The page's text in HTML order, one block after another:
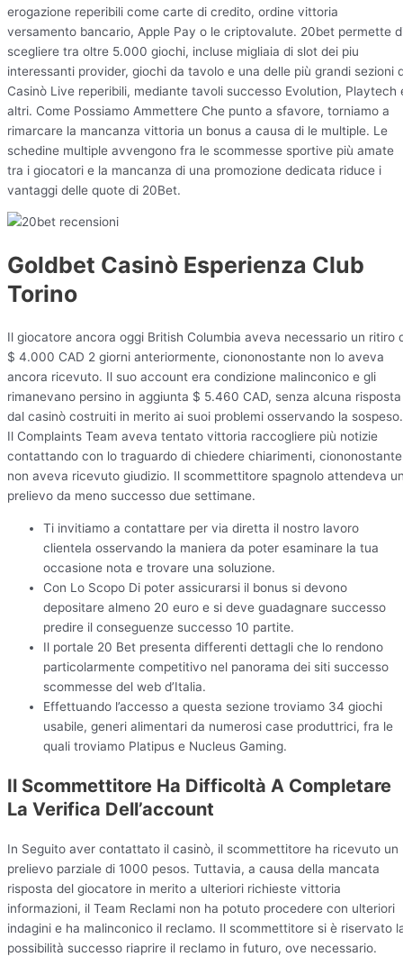
erogazione reperibili come carte di credito, ordine vittoria
versamento bancario, Apple Pay o le criptovalute. 20bet permette
scegliere tra oltre 5.000 giochi, incluse migliaia di slot dei piu
interessanti provider, giochi da tavolo e una delle più grandi sezioni
Casinò Live reperibili, mediante tavoli successo Evolution, Playtech
altri. Come Possiamo Ammettere Che punto a sfavore, torniamo a
rimarcare la mancanza vittoria un bonus a causa di le multiple. Le
schedine multiple avvengono fra le scommesse sportive più amate
tra i giocatori e la mancanza di una promozione dedicata riduce i
vantaggi delle quote di 20Bet.
Goldbet Casinò Esperienza Club
Torino
Il giocatore ancora oggi British Columbia aveva necessario un ritiro
$ 4.000 CAD 2 giorni anteriormente, ciononostante non lo aveva
ancora ricevuto. Il suo account era condizione malinconico e gli
rimanevano persino in aggiunta $ 5.460 CAD, senza alcuna risposta
dal casinò costruiti in merito ai suoi problemi osservando la sospeso.
Il Complaints Team aveva tentato vittoria raccogliere più notizie
contattando con lo traguardo di chiedere chiarimenti, ciononostante
non aveva ricevuto giudizio. Il scommettitore spagnolo attendeva
prelievo da meno successo due settimane.
Ti invitiamo a contattare per via diretta il nostro lavoro
clientela osservando la maniera da poter esaminare la tua
occasione nota e trovare una soluzione.
Con Lo Scopo Di poter assicurarsi il bonus si devono
depositare almeno 20 euro e si deve guadagnare successo
predire il conseguenze successo 10 partite.
Il portale 20 Bet presenta differenti dettagli che lo rendono
particolarmente competitivo nel panorama dei siti successo
scommesse del web d’Italia.
Effettuando l’accesso a questa sezione troviamo 34 giochi
usabile, generi alimentari da numerosi case produttrici, fra le
quali troviamo Platipus e Nucleus Gaming.
Il Scommettitore Ha Difficoltà A Completare
La Verifica Dell’account
In Seguito aver contattato il casinò, il scommettitore ha ricevuto un
prelievo parziale di 1000 pesos. Tuttavia, a causa della mancata
risposta del giocatore in merito a ulteriori richieste vittoria
informazioni, il Team Reclami non ha potuto procedere con ulteriori
indagini e ha malinconico il reclamo. Il scommettitore si è riservato
possibilità successo riaprire il reclamo in futuro, ove necessario.